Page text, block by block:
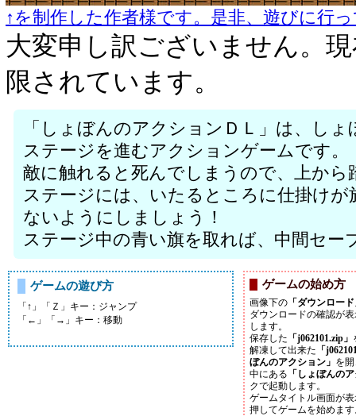
↑を制作した作者様です。是非、遊びに行
大変申し訳ございません。
限されています。
「しょぼんのアクションＤＬ」は、し
ステージを進むアクションゲームです。
敵に触れると死んでしまうので、上から
ステージには、いたるところに仕掛け
ないようにしましょう！
ステージ中の青い旗を取れば、中間セー
ゲームの遊び方
「↑」「Ｚ」キー：ジャンプ
「←」「→」キー：移動
ゲームの始め方
画像下の 「ダウンロー
ダウンロードの確認が
します。
保存した 「j062101.zip」
解凍して出来た 「
ぼんのアクション」 を
中にある 「しょぼんの
クで起動します。
ゲームタイトル画面が
押してゲームを始めま